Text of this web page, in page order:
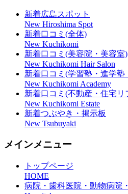
新着広島スポット
New Hiroshima Spot
新着口コミ(全体)
New Kuchikomi
新着口コミ(美容院・美容室)
New Kuchikomi Hair Salon
新着口コミ(学習塾・進学塾
New Kuchikomi Academy
新着口コミ(不動産・住宅リ
New Kuchikomi Estate
新着つぶやき・掲示板
New Tsubuyaki
メインメニュー
トップページ
HOME
病院・歯科医院・動物病院